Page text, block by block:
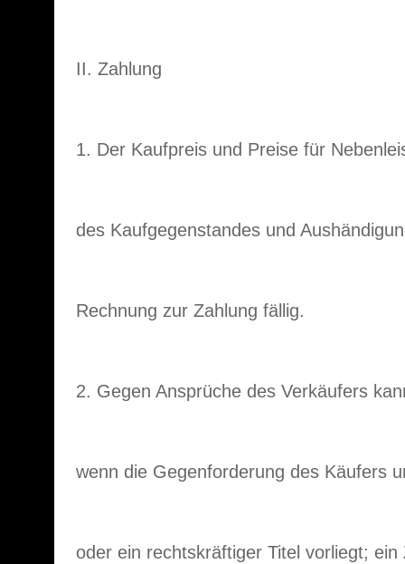
II. Zahlung
1. Der Kaufpreis und Preise für
des Kaufgegenstandes und
Rechnung zur Zahlung fällig.
2. Gegen Ansprüche des Verkäufers
wenn die Gegenforderung des Käufers
oder ein rechtskräftiger Titel vorliegt;